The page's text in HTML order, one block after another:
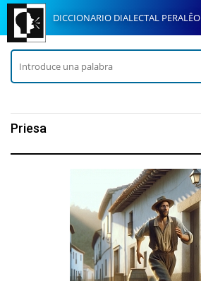
DICCIONARIO DIALECTAL PERALÊO
Priesa